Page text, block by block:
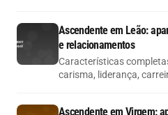
Ascendente em Leão:
e relacionamentos
Características
carisma, liderança,
Ascendente em Virgem: